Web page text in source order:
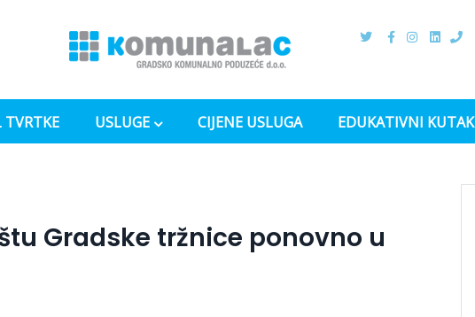
TVRTKE USLUGE CIJENE USLUGA EDUKATIVNI KUTAK
Gradske tržnice ponovno u